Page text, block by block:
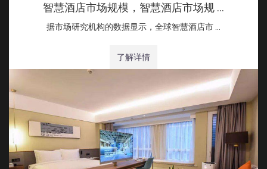
智慧酒店市场规模，智慧酒店市场规 …
据市场研究机构的数据显示，全球智慧酒店市 …
了解详情